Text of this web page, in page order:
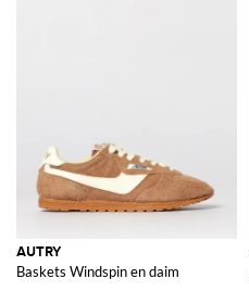
AUTRY
Baskets Windspin en daim